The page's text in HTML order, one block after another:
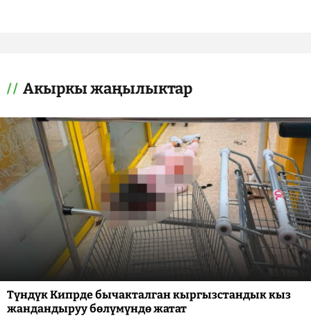
Акыркы жаңылыктар
Түндүк Кипрде бычакталган кыргызстандык кыз
жандандыруу бөлүмүндө жатат